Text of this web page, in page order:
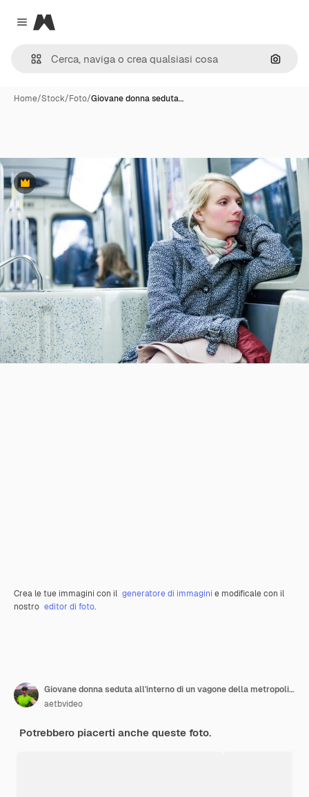
Close menu
Magnific
Cerca
Home/Stock/Foto/Giovane donna seduta…
Premium
Crea le tue immagini con il generatore di immagini e modificale con il
nostro editor di foto.
Giovane donna seduta all'interno di un vagone della metropolitana
aetbvideo
Potrebbero piacerti anche queste foto.